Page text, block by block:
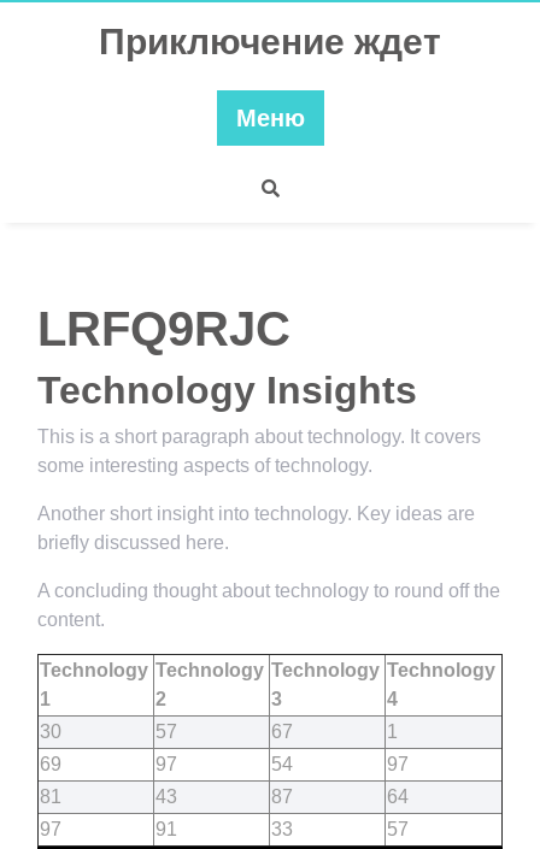
Приключение ждет
Меню
LRFQ9RJC
Technology Insights
This is a short paragraph about technology. It covers
some interesting aspects of technology.
Another short insight into technology. Key ideas are
briefly discussed here.
A concluding thought about technology to round off the
content.
Technology
1
Technology
2
Technology
3
Technology
4
30
57 67
1
69
97 54
97
81
43 87
64
97
91 33 57